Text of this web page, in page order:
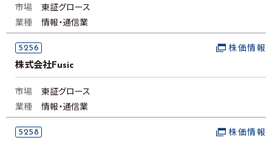
市場
東証グロース
業種
情報・通信業
5256
株式会社Fusic
株価情報
市場
東証グロース
業種
情報・通信業
5258 株価情報